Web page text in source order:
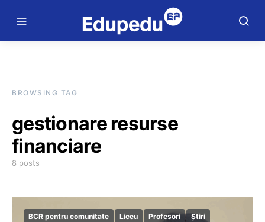
BROWSING TAG
gestionare resurse
financiare
8 posts
BCR pentru comunitate Liceu Profesori Știri